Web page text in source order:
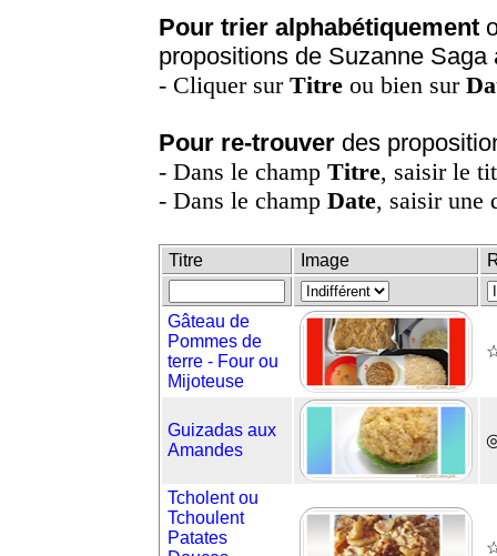
Pour trier alphabétiquement
propositions de Suzanne
- Cliquer sur Titre ou bien sur
Pour re-trouver des
- Dans le champ Titre, saisir le
- Dans le champ Date, saisir une
Titre Image
Gâteau de
Pommes de
terre - Four ou
Mijoteuse
Guizadas aux
Amandes
Tcholent ou
Tchoulent
Patates